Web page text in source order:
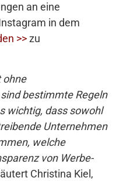
an eine
in dem
>>zu
ohne
bestimmte Regeln
wichtig, dass sowohl
Unternehmen
welche
von Werbe-
Christina Kiel,